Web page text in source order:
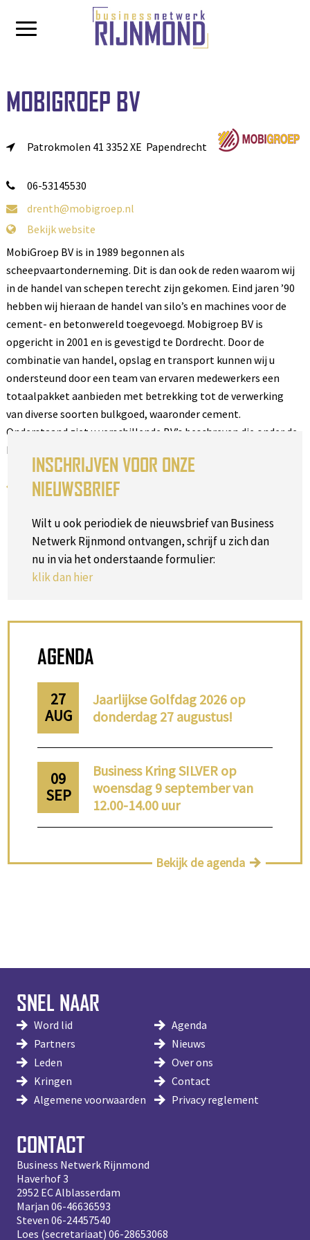
MOBIGROEP BV
Patrokmolen 41 3352 XE Papendrecht
06-53145530
drenth@mobigroep.nl
Bekijk website
MobiGroep BV is in 1989 begonnen als
scheepvaartonderneming. Dit is dan ook de reden waarom wij
in de handel van schepen terecht zijn gekomen. Eind jaren ’90
hebben wij hieraan de handel van silo’s en machines voor de
cement- en betonwereld toegevoegd. Mobigroep BV is
opgericht in 2001 en is gevestigd te Dordrecht. Door de
combinatie van handel, opslag en transport kunnen wij u
ondersteund door een team van ervaren medewerkers een
totaalpakket aanbieden met betrekking tot de verwerking
van diverse soorten bulkgoed, waaronder cement.
Onderstaand ziet u verschillende BV’s beschreven die onder de
Mobigroep vallen.
Terug naar het overzicht
INSCHRIJVEN VOOR ONZE
NIEUWSBRIEF
Wilt u ook periodiek de nieuwsbrief van Business
Netwerk Rijnmond ontvangen, schrijf u zich dan
nu in via het onderstaande formulier:
klik dan hier
AGENDA
27
AUG
Jaarlijkse Golfdag 2026 op
donderdag 27 augustus!
09
SEP
Business Kring SILVER op
woensdag 9 september van
12.00-14.00 uur
Bekijk de agenda
SNEL NAAR
Word lid
Agenda
Partners
Nieuws
Leden
Over ons
Kringen
Contact
Algemene voorwaarden
Privacy reglement
CONTACT
Business Netwerk Rijnmond
Haverhof 3
2952 EC Alblasserdam
Marjan 06-46636593
Steven 06-24457540
Loes (secretariaat) 06-28653068